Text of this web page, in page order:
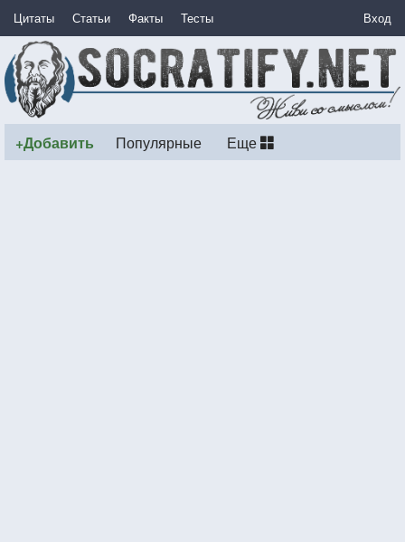
Цитаты Статьи Факты Тесты Вход
+Добавить Популярные Еще